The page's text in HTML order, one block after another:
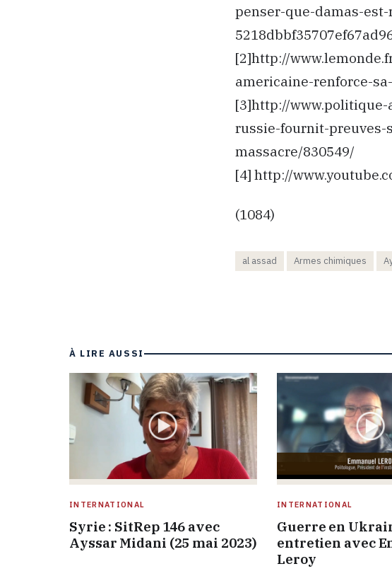
penser-que-damas-
[2]http://
americaine-renforce-
[3]http://www.politique-
russie-fournit-
massacre/830549/
[4] http://
(1084)
al assad Armes chimiques
À LIRE AUSSI
INTERNATIONAL
Syrie : SitRep 146 avec
Ayssar Midani (25 mai 2023)
INTERNATIONAL
Guerre en
entretien avec
Leroy